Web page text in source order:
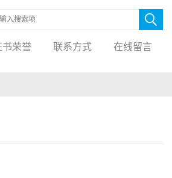
书荣誉 联系方式 在线留言